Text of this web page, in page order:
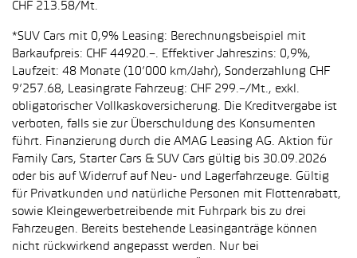
CHF 213.58/Mt.
*SUV Cars mit 0,9% Leasing: Berechnungsbeispiel mit
Barkaufpreis: CHF 44920.–. Effektiver Jahreszins: 0,9%,
Laufzeit: 48 Monate (10’000 km/Jahr), Sonderzahlung CHF
9’257.68, Leasingrate Fahrzeug: CHF 299.–/Mt., exkl.
obligatorischer Vollkaskoversicherung. Die Kreditvergabe ist
verboten, falls sie zur Überschuldung des Konsumenten
führt. Finanzierung durch die AMAG Leasing AG. Aktion für
Family Cars, Starter Cars & SUV Cars gültig bis 30.09.2026
oder bis auf Widerruf auf Neu- und Lagerfahrzeuge. Gültig
für Privatkunden und natürliche Personen mit Flottenrabatt,
sowie Kleingewerbetreibende mit Fuhrpark bis zu drei
Fahrzeugen. Bereits bestehende Leasinganträge können
nicht rückwirkend angepasst werden. Nur bei